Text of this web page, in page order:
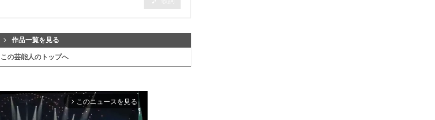
作品一覧を見る
この芸能人のトップへ
arrow_forward_ios このニュースを見る